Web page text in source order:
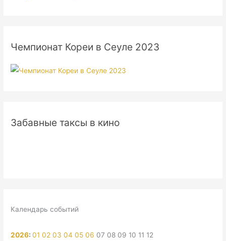
Чемпионат Кореи в Сеуле 2023
Забавные таксы в кино
Календарь событий
2026:01 02 03 04 05 06 07 08 09 10 11 12